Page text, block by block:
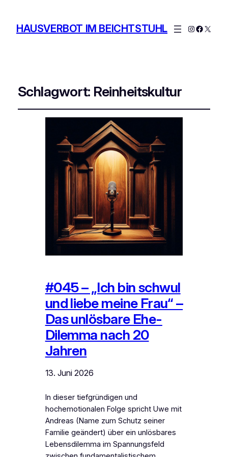
HAUSVERBOT IM BEICHTSTUHL Instagram
X
Schlagwort: Reinheitskultur
#045 – „Ich bin schwul
und liebe meine Frau“ –
Das unlösbare Ehe-
Dilemma nach 20
Jahren
13. Juni 2026
In dieser tiefgründigen und
hochemotionalen Folge spricht Uwe mit
Andreas (Name zum Schutz seiner
Familie geändert) über ein unlösbares
Lebensdilemma im Spannungsfeld